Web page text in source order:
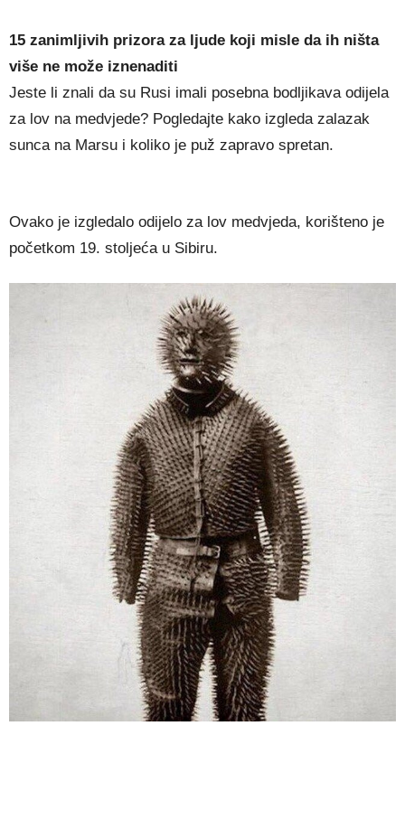
15 zanimljivih prizora za ljude koji misle da ih ništa
više ne može iznenaditi
Jeste li znali da su Rusi imali posebna bodljikava odijela
za lov na medvjede? Pogledajte kako izgleda zalazak
sunca na Marsu i koliko je puž zapravo spretan.
Ovako je izgledalo odijelo za lov medvjeda, korišteno je
početkom 19. stoljeća u Sibiru.